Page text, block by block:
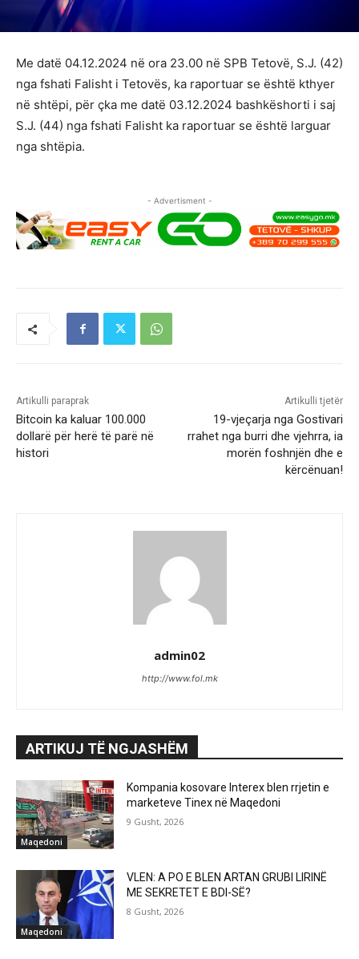
Me datë 04.12.2024 në ora 23.00 në SPB Tetovë, S.J. (42)
nga fshati Falisht i Tetovës, ka raportuar se është kthyer
në shtëpi, për çka me datë 03.12.2024 bashkëshorti i saj
S.J. (44) nga fshati Falisht ka raportuar se është larguar
nga shtëpia.
- Advertisment -
Artikulli paraprak
Bitcoin ka kaluar 100.000
dollarë për herë të parë në
histori
Artikulli tjetër
19-vjeçarja nga Gostivari
rrahet nga burri dhe vjehrra, ia
morën foshnjën dhe e
kërcënuan!
admin02
http://www.fol.mk
ARTIKUJ TË NGJASHËM
Maqedoni
Kompania kosovare Interex blen rrjetin e
marketeve Tinex në Maqedoni
9 Gusht, 2026
Maqedoni
VLEN: A PO E BLEN ARTAN GRUBI LIRINË
ME SEKRETET E BDI-SË?
8 Gusht, 2026